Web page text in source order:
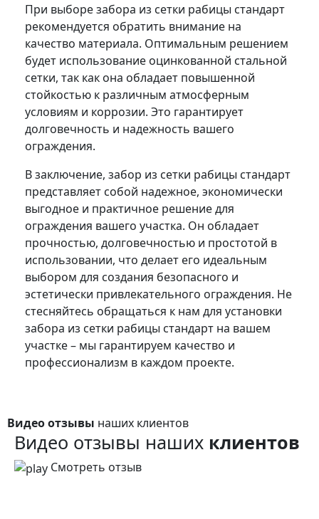
При выборе забора из сетки рабицы стандарт
рекомендуется обратить внимание на
качество материала. Оптимальным решением
будет использование оцинкованной стальной
сетки, так как она обладает повышенной
стойкостью к различным атмосферным
условиям и коррозии. Это гарантирует
долговечность и надежность вашего
ограждения.
В заключение, забор из сетки рабицы стандарт
представляет собой надежное, экономически
выгодное и практичное решение для
ограждения вашего участка. Он обладает
прочностью, долговечностью и простотой в
использовании, что делает его идеальным
выбором для создания безопасного и
эстетически привлекательного ограждения. Не
стесняйтесь обращаться к нам для установки
забора из сетки рабицы стандарт на вашем
участке – мы гарантируем качество и
профессионализм в каждом проекте.
Видео отзывы наших клиентов
Видео отзывы наших клиентов
Смотреть отзыв